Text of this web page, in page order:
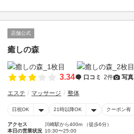
店舗公式
癒しの森
3.34 口コミ 2件 写真
エステ マッサージ 整体
日祝OK 21時以降OK クーポン有
アクセス
川崎駅から400m （徒歩6分）
本日の営業状況 10:30〜25:00